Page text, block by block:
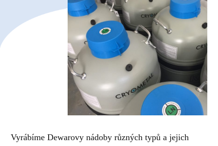
Vyrábíme Dewarovy nádoby různých typů a jejich